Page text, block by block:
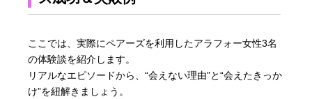
ここでは、実際にペアーズを利用したアラフォー女性3名
の体験談を紹介します。
リアルなエピソードから、“会えない理由”と“会えたきっか
け”を紐解きましょう。